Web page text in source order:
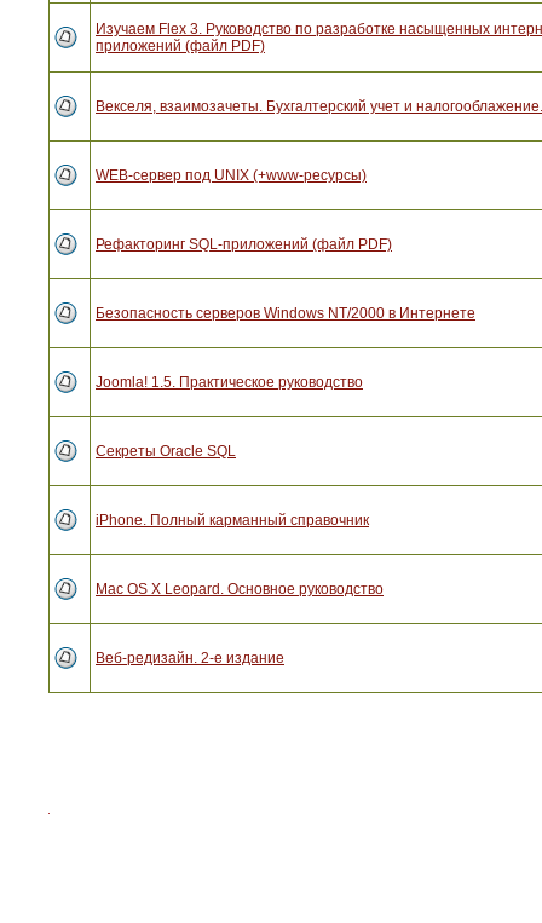
Изучаем Flex 3. Руководство по разработке насыщенных
приложений (файл PDF)
Векселя, взаимозачеты. Бухгалтерский учет и
WEB-сервер под UNIX (+www-ресурсы)
Рефакторинг SQL-приложений (файл PDF)
Безопасность серверов Windows NT/2000 в Интернете
Joomla! 1.5. Практическое руководство
Секреты Oracle SQL
iPhone. Полный карманный справочник
Mac OS X Leopard. Основное руководство
Веб-редизайн. 2-е издание